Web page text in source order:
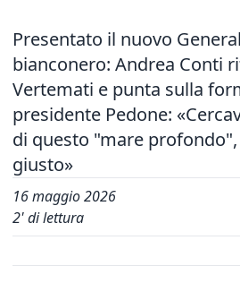
Presentato il nuovo
bianconero: Andrea Conti
Vertemati e punta sulla
presidente Pedone:
di questo "mare
giusto»
16 maggio 2026
2' di lettura